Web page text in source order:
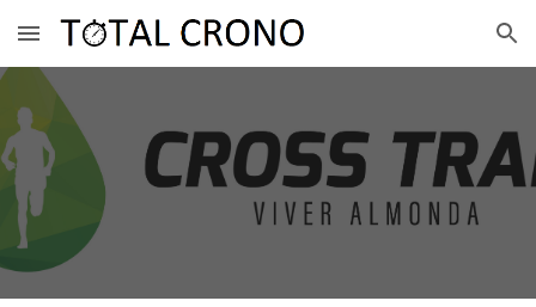
Skip to main content Skip to navigation